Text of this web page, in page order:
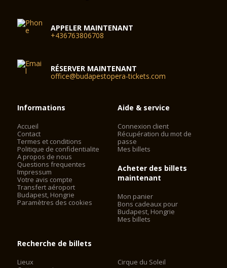
APPELER MAINTENANT
+436763806708
RÉSERVER MAINTENANT
office@budapestopera-tickets.com
Informations
Accueil
Contact
Termes et conditions
Politique de confidentialite
A propos de nous
Questions frequentes
Impressum
Votre avis compte
Transfert aéroport
Budapest, Hongrie
Paramètres des cookies
Aide & service
Connexion client
Récupération du mot de
passe
Mes billets
Acheter des billets
maintenant
Mon panier
Bons cadeaux pour
Budapest, Hongrie
Mes billets
Recherche de billets
Lieux
Cirque du Soleil